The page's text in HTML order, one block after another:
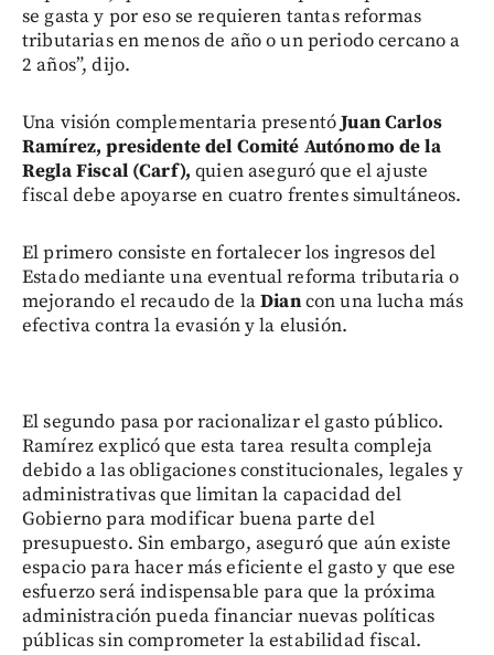
se gasta y por eso se requieren tantas reformas
tributarias en menos de año o un periodo cercano a
2 años”, dijo.
Una visión complementaria presentóJuan Carlos
Ramírez, presidente del Comité Autónomo de la
Regla Fiscal (Carf), quien aseguró que el ajuste
fiscal debe apoyarse en cuatro frentes simultáneos.
El primero consiste en fortalecer los ingresos del
Estado mediante una eventual reforma tributaria o
mejorando el recaudo de laDiancon una lucha más
efectiva contra la evasión y la elusión.
El segundo pasa por racionalizar el gasto público.
Ramírez explicó que esta tarea resulta compleja
debido a las obligaciones constitucionales, legales y
administrativas que limitan la capacidad del
Gobierno para modificar buena parte del
presupuesto. Sin embargo, aseguró que aún existe
espacio para hacer más eficiente el gasto y que ese
esfuerzo será indispensable para que la próxima
administración pueda financiar nuevas políticas
públicas sin comprometer la estabilidad fiscal.